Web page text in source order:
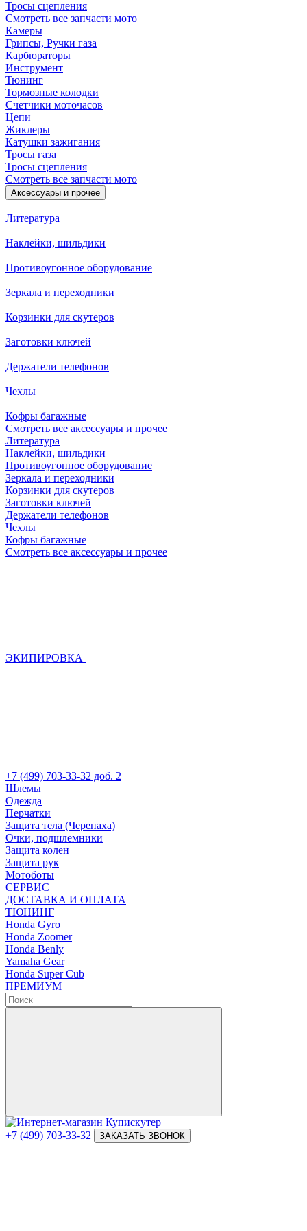
Тросы сцепления
Смотреть все запчасти мото
Камеры
Грипсы, Ручки газа
Карбюраторы
Инструмент
Тюнинг
Тормозные колодки
Счетчики моточасов
Цепи
Жиклеры
Катушки зажигания
Тросы газа
Тросы сцепления
Смотреть все запчасти мото
Аксессуары и прочее
Литература
Наклейки, шильдики
Противоугонное оборудование
Зеркала и переходники
Корзинки для скутеров
Заготовки ключей
Держатели телефонов
Чехлы
Кофры багажные
Смотреть все аксессуары и прочее
Литература
Наклейки, шильдики
Противоугонное оборудование
Зеркала и переходники
Корзинки для скутеров
Заготовки ключей
Держатели телефонов
Чехлы
Кофры багажные
Смотреть все аксессуары и прочее
ЭКИПИРОВКА
+7 (499) 703-33-32 доб. 2
Шлемы
Одежда
Перчатки
Защита тела (Черепаха)
Очки, подшлемники
Защита колен
Защита рук
Мотоботы
СЕРВИС
ДОСТАВКА И ОПЛАТА
ТЮНИНГ
Honda Gyro
Honda Zoomer
Honda Benly
Yamaha Gear
Honda Super Cub
ПРЕМИУМ
+7 (499) 703-33-32 ЗАКАЗАТЬ ЗВОНОК